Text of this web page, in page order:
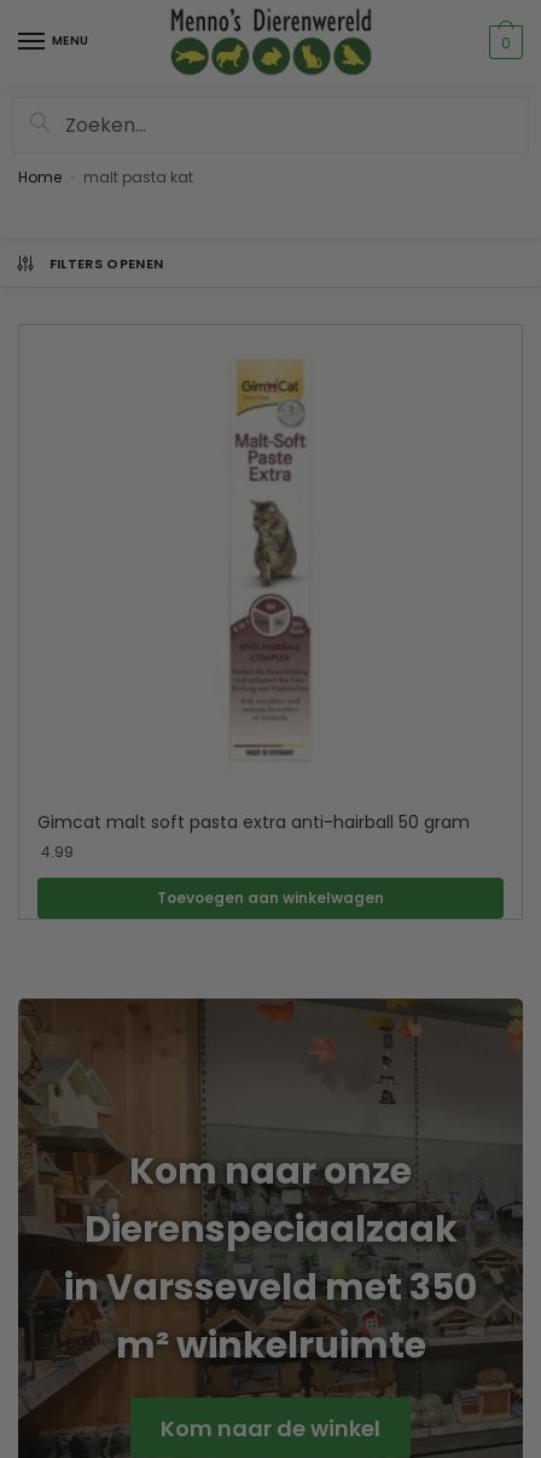
MENU 0
Home malt pasta kat
FILTERS OPENEN
Gimcat malt soft pasta extra anti-hairball 50 gram
4.99
Toevoegen aan winkelwagen
Kom naar onze
Dierenspeciaalzaak
in Varsseveld met 350
m² winkelruimte
Kom naar de winkel